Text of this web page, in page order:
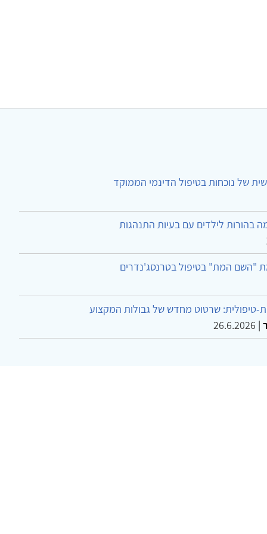
של נוכחות בטיפול הדינמי הממוקד
בהורות לילדים עם בעיות התנהגות
"השם המת" בטיפול בטרנסג'נדרים
טיפולית: שרטוט מחדש של גבולות המקצוע
|
26.6.2026